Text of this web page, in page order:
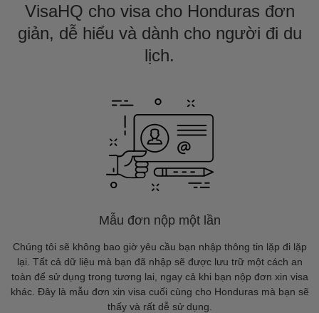
VisaHQ cho visa cho Honduras đơn
giản, dễ hiểu và dành cho người đi du
lịch.
Mẫu đơn nộp một lần
Chúng tôi sẽ không bao giờ yêu cầu bạn nhập thông tin lặp đi lặp
lại. Tất cả dữ liệu mà bạn đã nhập sẽ được lưu trữ một cách an
toàn để sử dụng trong tương lai, ngay cả khi bạn nộp đơn xin visa
khác. Đây là mẫu đơn xin visa cuối cùng cho Honduras mà bạn sẽ
thấy và rất dễ sử dụng.